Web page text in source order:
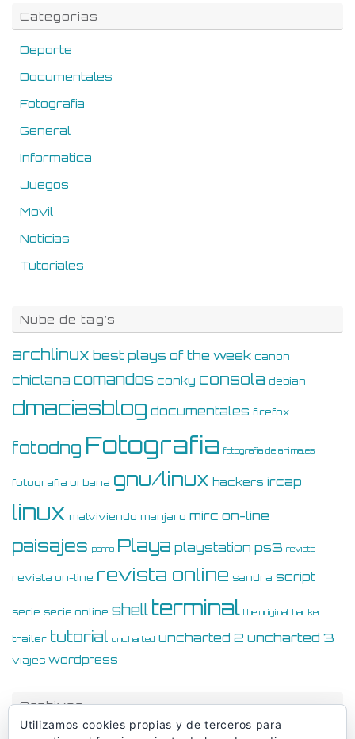
Categorias
Deporte
Documentales
Fotografia
General
Informatica
Juegos
Movil
Noticias
Tutoriales
Nube de tag’s
archlinux best plays of the week canon
chiclana comandos conky consola debian
dmaciasblog documentales firefox
fotodng Fotografia fotografia de animales
fotografia urbana gnu/linux hackers ircap
linux malviviendo manjaro mirc on-line
paisajes perro Playa playstation ps3 revista
revista on-line revista online sandra script
serie serie online shell terminal the original hacker
trailer tutorial uncharted uncharted 2 uncharted 3
viajes wordpress
Archivos
Utilizamos cookies propias y de terceros para